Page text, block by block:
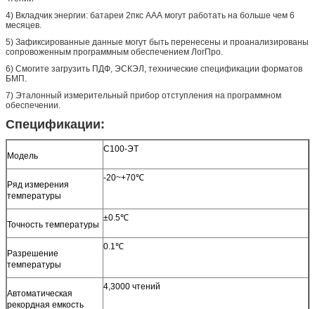
4) Вкладчик энергии: батареи 2пкс ААА могут работать на больше чем 6
месяцев.
5) Зафиксированные данные могут быть перенесены и проанализированы
сопровоженным программным обеспечением ЛогПро.
6) Смогите загрузить ПДФ, ЭСКЭЛ, технические спецификации форматов
БМП.
7) Эталонный измерительный прибор отступления на программном
обеспечении.
Спецификации:
Модель
С100-ЭТ
Ряд измерения
температуры
-20~+70℃
Точность температуры
±0.5℃
Разрешение
температуры
0.1℃
Автоматическая
рекордная емкость
4,3000 чтений